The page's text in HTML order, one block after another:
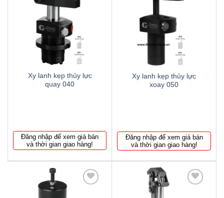
Xy lanh kẹp thủy lực
quay 040
Đăng nhập để xem giá bán
và thời gian giao hàng!
Xy lanh kẹp thủy lực
xoay 050
Đăng nhập để xem giá bán
và thời gian giao hàng!